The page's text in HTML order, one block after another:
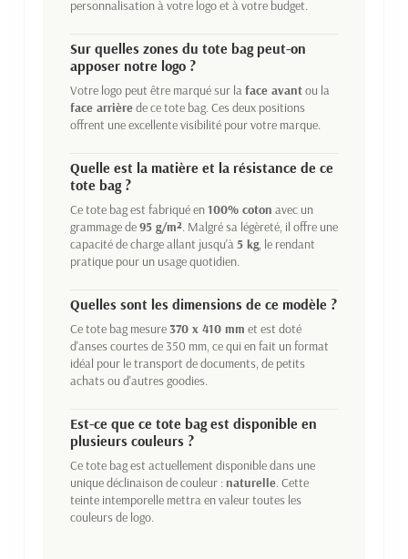
personnalisation à votre logo et à votre budget.
Sur quelles zones du tote bag peut-on
apposer notre logo ?
Votre logo peut être marqué sur la face avantou la
face arrièrede ce tote bag. Ces deux positions
offrent une excellente visibilité pour votre marque.
Quelle est la matière et la résistance de ce
tote bag ?
Ce tote bag est fabriqué en100% coton avec un
grammage de95 g/m² . Malgré sa légèreté, il offre une
capacité de charge allant jusqu'à 5 kg, le rendant
pratique pour un usage quotidien.
Quelles sont les dimensions de ce modèle ?
Ce tote bag mesure370 x 410 mm et est doté
d'anses courtes de 350 mm, ce qui en fait un format
idéal pour le transport de documents, de petits
achats ou d'autres goodies.
Est-ce que ce tote bag est disponible en
plusieurs couleurs ?
Ce tote bag est actuellement disponible dans une
unique déclinaison de couleur :naturelle . Cette
teinte intemporelle mettra en valeur toutes les
couleurs de logo.